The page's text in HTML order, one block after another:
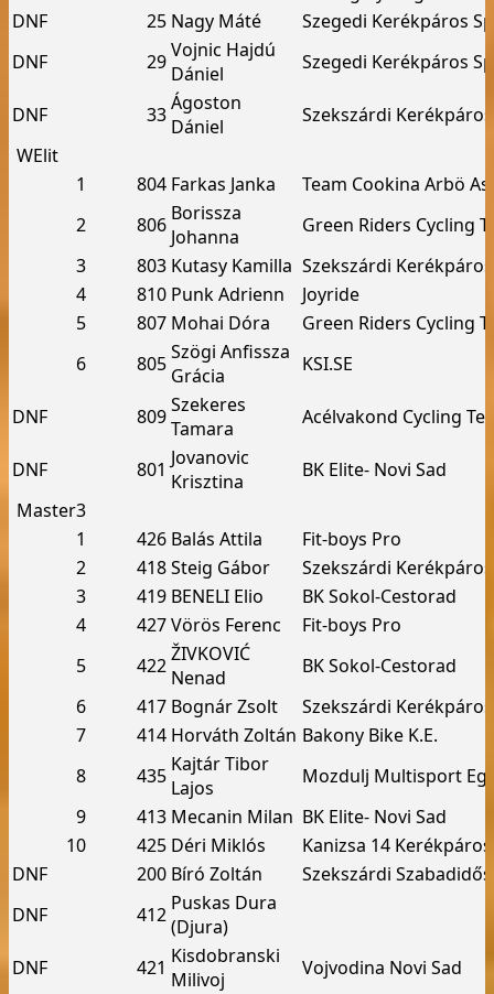
DNF
25 Nagy Máté
Szegedi Kerékpáros
DNF
29Vojnic Hajdú
Dániel
Szegedi Kerékpáros
DNF 33Ágoston
Dániel
Szekszárdi Kerékpáros
WElit
1
804 Farkas Janka
Team Cookina Arbö
2
806 Borissza
Johanna
Green Riders Cycling
3
803 Kutasy Kamilla Szekszárdi Kerékpáros
4
810 Punk Adrienn
Joyride
5
807 Mohai Dóra
Green Riders Cycling
6
805Szögi Anfissza
Grácia
KSI.SE
DNF 809Szekeres
Tamara
Acélvakond Cycling
DNF 801 Jovanovic
Krisztina
BK Elite- Novi Sad
Master3
1
426 Balás Attila
Fit-boys Pro
2
418Steig Gábor
Szekszárdi Kerékpáros
3
419 BENELI Elio
BK Sokol-Cestorad
4
427Vörös Ferenc
Fit-boys Pro
5
422ŽIVKOVIĆ
Nenad
BK Sokol-Cestorad
6
417 Bognár Zsolt
Szekszárdi Kerékpáros
7
414 Horváth Zoltán Bakony Bike K.E.
8
435 Kajtár Tibor
Lajos
Mozdulj Multisport
9
413 Mecanin Milan BK Elite- Novi Sad
10
425 Déri Miklós
Kanizsa 14
DNF
200 Bíró Zoltán
Szekszárdi Szabadidős
DNF
412 Puskas Dura
(Djura)
DNF
421 Kisdobranski
Milivoj
Vojvodina Novi Sad